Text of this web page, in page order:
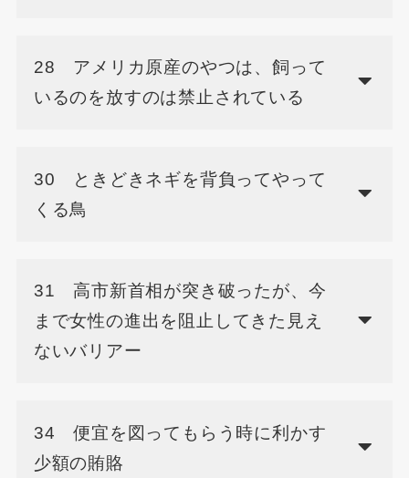
28 アメリカ原産のやつは、飼って
いるのを放すのは禁止されている
30 ときどきネギを背負ってやって
くる鳥
31 高市新首相が突き破ったが、今
まで女性の進出を阻止してきた見え
ないバリアー
34 便宜を図ってもらう時に利かす
少額の賄賂